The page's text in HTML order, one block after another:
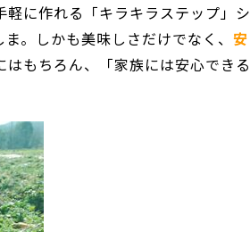
に作れる「キラキラステップ」シ
。しかも美味しさだけでなく、 安
もちろん、「家族には安心できる